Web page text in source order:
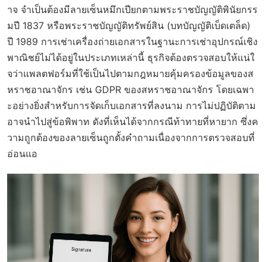
าจ จำเป็นต้องมีลายเซ็นหมึกเปียกตามพระราชบัญญัติพินัยกรร
มปี 1837 หรือพระราชบัญญัติทรัพย์สิน (บทบัญญัติเบ็ดเตล็ด)
ปี 1989 การเช่าเครื่องถ่ายเอกสารในฐานะการเช่าอุปกรณ์เชิง
พาณิชย์ไม่ได้อยู่ในประเภทเหล่านี้ ธุรกิจต้องตรวจสอบให้แน่ใ
จว่าแพลตฟอร์มที่ใช้เป็นไปตามกฎหมายคุ้มครองข้อมูลของส
หราชอาณาจักร เช่น GDPR ของสหราชอาณาจักร โดยเฉพา
ะอย่างยิ่งสำหรับการจัดเก็บเอกสารที่ลงนาม การไม่ปฏิบัติตาม
อาจนำไปสู่ข้อพิพาท ดังที่เห็นได้จากกรณีท้าทายที่หายาก ซึ่งค
วามถูกต้องของลายเซ็นถูกตั้งคำถามเนื่องจากการตรวจสอบที่
อ่อนแอ